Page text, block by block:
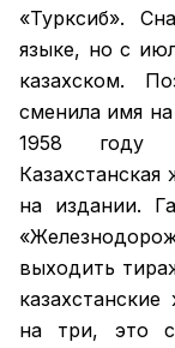
«Турксиб».
языке, но с
казахском.
сменила имя
1958 году
Казахстанская
на издании.
выходить
на три, это